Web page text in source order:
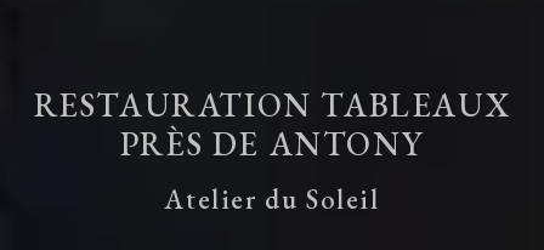
RESTAURATION TABLEAUX
PRÈS DE ANTONY
Atelier du Soleil